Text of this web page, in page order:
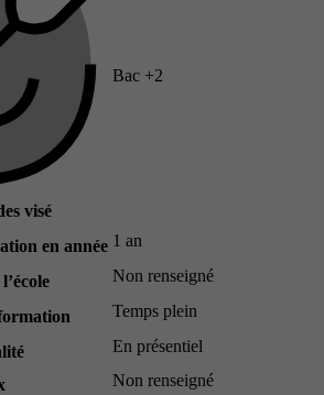
visé
Bac +2
en année 1 an
Non renseigné
Temps plein
En présentiel
Non renseigné